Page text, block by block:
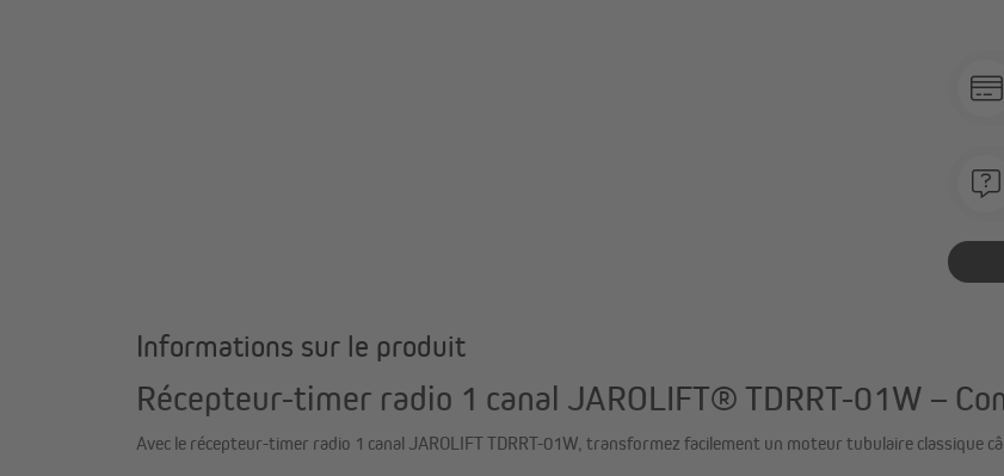
Informations sur le produit
Récepteur-timer radio 1 canal JAROLIFT® TDRRT-01W –
Avec le récepteur-timer radio 1 canal JAROLIFT TDRRT-01W, transformez facilement un moteur tubulaire classique